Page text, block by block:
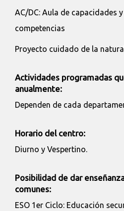
AC/DC: Aula de capacidades
competencias
Proyecto cuidado de la
Actividades programadas
anualmente:
Dependen de cada
Horario del centro:
Diurno y Vespertino.
Posibilidad de dar
comunes:
ESO 1er Ciclo: Educación